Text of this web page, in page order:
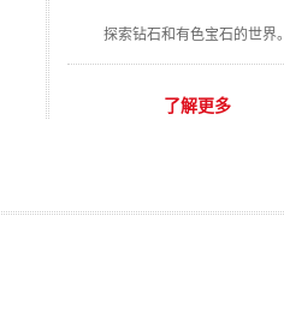
探索钻石和有色宝石的世界。
了解更多